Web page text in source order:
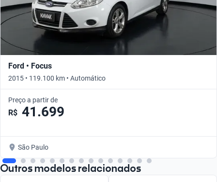
Ford • Focus
2015 • 119.100 km • Automático
Preço a partir de
R$ 41.699
São Paulo
Outros modelos relacionados